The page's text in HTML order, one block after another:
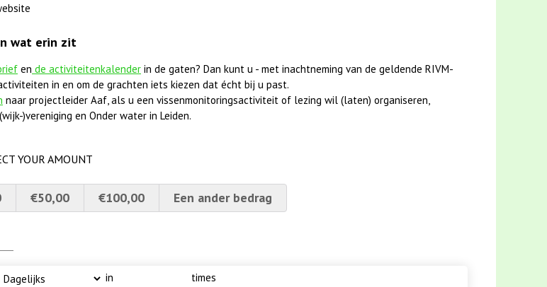
wat erin zit
en de activiteitenkalender in de gaten? Dan kunt u - met inachtneming van de geldende RIVM-
in en om de grachten iets kiezen dat écht bij u past.
naar projectleider Aaf, als u een vissenmonitoringsactiviteit of lezing wil (laten) organiseren,
)vereniging en Onder water in Leiden.
YOUR AMOUNT
€50,00 €100,00 Een ander bedrag
in times